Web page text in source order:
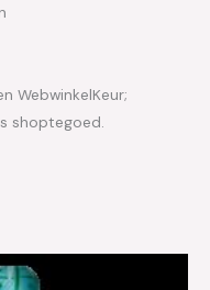
WebwinkelKeur;
shoptegoed.